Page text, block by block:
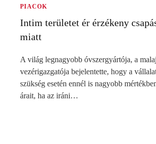
PIACOK
Intim területet ér érzékeny
miatt
A világ legnagyobb óvszergyártója, a
vezérigazgatója bejelentette, hogy a
szükség esetén ennél is nagyobb
árait, ha az iráni…